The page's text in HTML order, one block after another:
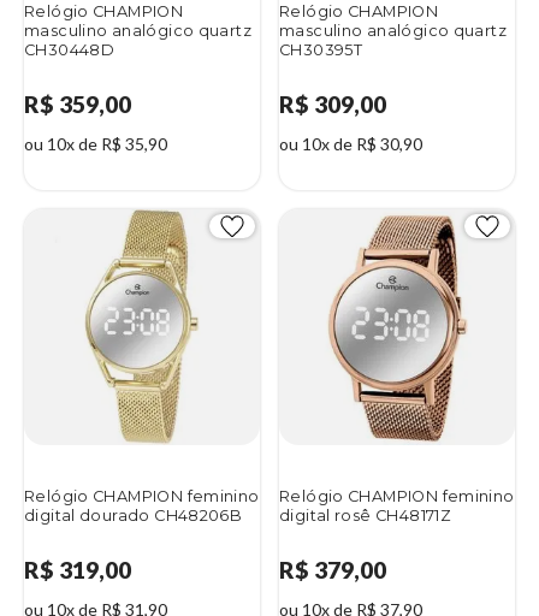
Relógio CHAMPION
masculino analógico quartz
CH30448D
R$ 359,00
ou 10x de R$ 35,90
Relógio CHAMPION
masculino analógico quartz
CH30395T
R$ 309,00
ou 10x de R$ 30,90
Relógio CHAMPION feminino
digital dourado CH48206B
R$ 319,00
ou 10x de R$ 31,90
Relógio CHAMPION feminino
digital rosê CH48171Z
R$ 379,00
ou 10x de R$ 37,90